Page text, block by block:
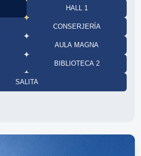
HALL 1
CONSERJERÍA
AULA MAGNA
BIBLIOTECA 2
SALITA
INFO 10